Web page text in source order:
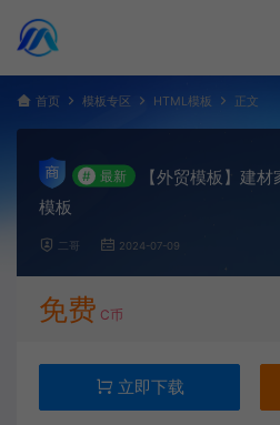
首页 模板专区 HTML模板 正文
# 最新
【外贸模板】建
模板
二哥 2024-07-09
免费 C币
立即下载